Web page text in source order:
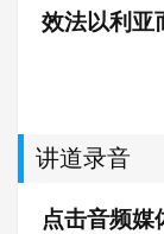
效法以利亚
讲道录音
点击音频